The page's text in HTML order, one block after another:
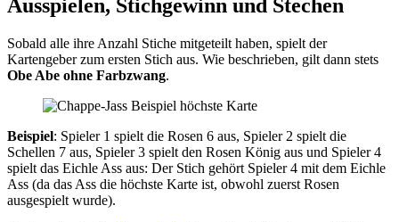
Ausspielen, Stichgewinn und Stechen
Sobald alle ihre Anzahl Stiche mitgeteilt haben, spielt der
Kartengeber zum ersten Stich aus. Wie beschrieben, gilt dann stets
Obe Abe ohne Farbzwang.
Beispiel: Spieler 1 spielt die Rosen 6 aus, Spieler 2 spielt die
Schellen 7 aus, Spieler 3 spielt den Rosen König aus und Spieler 4
spielt das Eichle Ass aus: Der Stich gehört Spieler 4 mit dem Eichle
Ass (da das Ass die höchste Karte ist, obwohl zuerst Rosen
ausgespielt wurde).